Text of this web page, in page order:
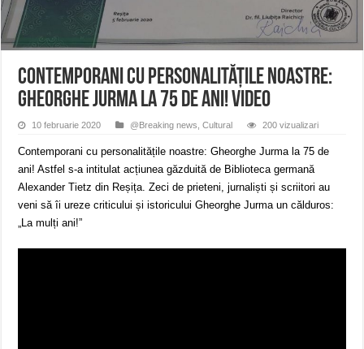
ANUNȚ OPRIRE APĂ în Reșița – avarie – 04.08.2026 – str. Văliugului și
ANUNŢ OPRIRE APĂ în CARANSEBEȘ – 04.08.2026 – avarie – Calea
Contemporani cu personalitățile noastre:
Gheorghe Jurma la 75 de ani! VIDEO
10 februarie 2020 @Breaking news ,Cultural 200 vizualizari
Contemporani cu personalitățile noastre: Gheorghe Jurma la 75 de
ani! Astfel s-a intitulat acțiunea găzduită de Biblioteca germană
Alexander Tietz din Reșița. Zeci de prieteni, jurnaliști și scriitori au
veni să îi ureze criticului și istoricului Gheorghe Jurma un călduros:
„La mulți ani!”